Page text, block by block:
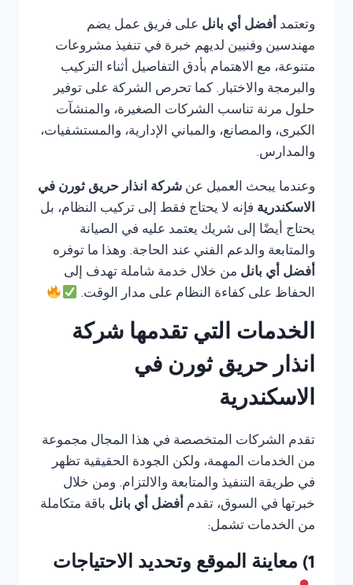
وتعتمد أفضل أي بانل على فريق عمل يضم
مهندسين وفنيين لديهم خبرة في تنفيذ مشروعات
متنوعة، مع الاهتمام بأدق التفاصيل أثناء التركيب
والبرمجة والاختبار. كما تحرص الشركة على توفير
حلول مرنة تناسب الشركات الصغيرة، والمنشآت
الكبرى، والمصانع، والمباني الإدارية، والمستشفيات،
والمدارس.
وعندما يبحث العميل عن شركة انذار حريق ثورن في
الاسكندرية فإنه لا يحتاج فقط إلى تركيب النظام، بل
يحتاج أيضًا إلى شريك يعتمد عليه في الصيانة
والمتابعة والدعم الفني عند الحاجة. وهذا ما توفره
أفضل أي بانل من خلال خدمة شاملة تهدف إلى
الحفاظ على كفاءة النظام على مدار الوقت.
الخدمات التي تقدمها شركة
انذار حريق ثورن في
الاسكندرية
تقدم الشركات المتخصصة في هذا المجال مجموعة
من الخدمات المهمة، ولكن الجودة الحقيقية تظهر
في طريقة التنفيذ والمتابعة والالتزام. ومن خلال
خبرتها في السوق، تقدم أفضل أي بانل باقة متكاملة
من الخدمات تشمل:
1) معاينة الموقع وتحديد الاحتياجات